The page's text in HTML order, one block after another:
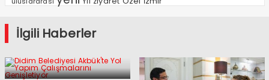
İlgili Haberler